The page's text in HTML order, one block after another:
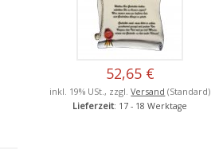
52,65 €
inkl. 19% USt., zzgl.Versand (Standard)
Lieferzeit: 17 - 18 Werktage